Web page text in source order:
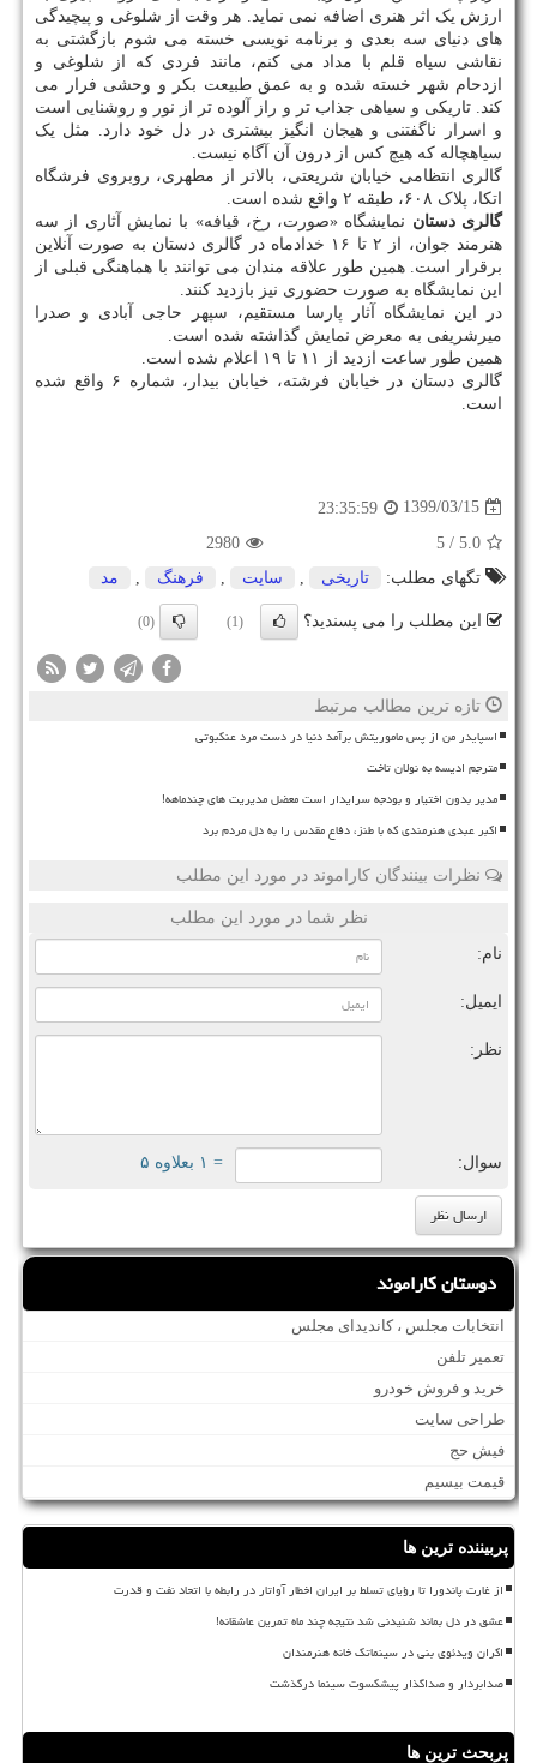
ارزش یک اثر هنری اضافه نمی نماید. هر وقت از شلوغی و پیچیدگی
های دنیای سه بعدی و برنامه نویسی خسته می شوم بازگشتی به
نقاشی سیاه قلم با مداد می کنم، مانند فردی که از شلوغی و
ازدحام شهر خسته شده و به عمق طبیعت بکر و وحشی فرار می
کند. تاریکی و سیاهی جذاب تر و راز آلوده تر از نور و روشنایی است
و اسرار ناگفتنی و هیجان انگیز بیشتری در دل خود دارد. مثل یک
سیاهچاله که هیچ کس از درون آن آگاه نیست.
گالری انتظامی خیابان شریعتی، بالاتر از مطهری، روبروی فرشگاه
اتکا، پلاک ۶۰۸، طبقه ۲ واقع شده است.
گالری دستان نمایشگاه «صورت، رخ، قیافه» با نمایش آثاری از سه
هنرمند جوان، از ۲ تا ۱۶ خدادماه در گالری دستان به صورت آنلاین
برقرار است. همین طور علاقه مندان می توانند با هماهنگی قبلی از
این نمایشگاه به صورت حضوری نیز بازدید کنند.
در این نمایشگاه آثار پارسا مستقیم، سپهر حاجی آبادی و صدرا
میرشریفی به معرض نمایش گذاشته شده است.
همین طور ساعت ازدید از ۱۱ تا ۱۹ اعلام شده است.
گالری دستان در خیابان فرشته، خیابان بیدار، شماره ۶ واقع شده
است.
1399/03/15
23:35:59
5.0
/ 5
2980
تگهای مطلب:
تاریخی سایت فرهنگ مد
این مطلب را می پسندید؟ (1)
(0)
تازه ترین مطالب مرتبط
اسپایدر من از پس ماموریتش برآمد دنیا در دست مرد عنکبوتی
مترجم ادیسه به نولان تاخت
مدیر بدون اختیار و بودجه سرایدار است معضل مدیریت های چندماهه!
اکبر عبدی هنرمندی که با طنز، دفاع مقدس را به دل مردم برد
نظرات بینندگان کاراموند در مورد این مطلب
نظر شما در مورد این مطلب
نام:
ایمیل:
نظر:
سوال: = ۱ بعلاوه ۵
دوستان کاراموند
انتخابات مجلس ، کاندیدای مجلس
تعمیر تلفن
خرید و فروش خودرو
طراحی سایت
فیش حج
قیمت بیسیم
پربیننده ترین ها
از غارت پاندورا تا رؤیای تسلط بر ایران اخطار آواتار در رابطه با اتحاد نفت و قدرت
عشق در دل بماند شنیدنی شد نتیجه چند ماه تمرین عاشقانه!
اکران ویدئوی بنی در سینماتک خانه هنرمندان
صدابردار و صداگذار پیشکسوت سینما درگذشت
پربحث ترین ها